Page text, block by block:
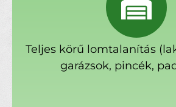
Teljes körű lomtalanítás
garázsok, pincék,